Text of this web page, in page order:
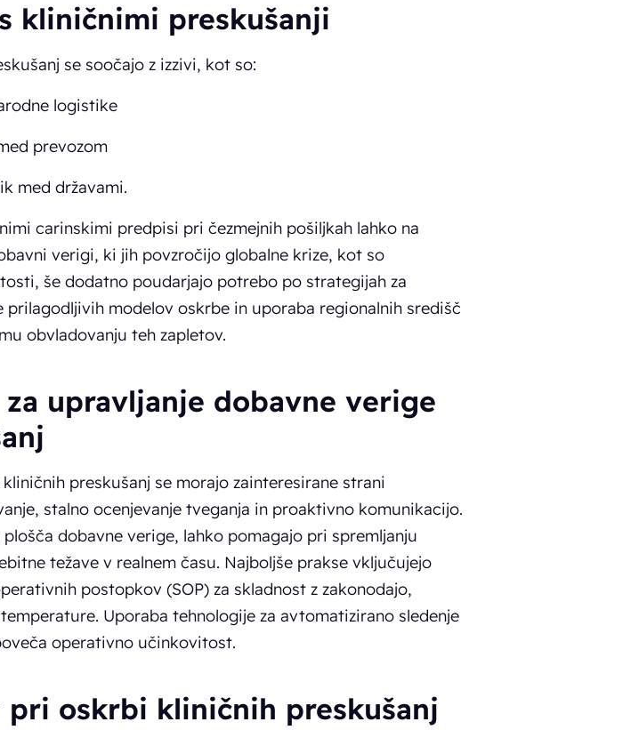
kliničnimi preskušanji
se soočajo z izzivi, kot so:
logistike
prevozom
med državami.
carinskimi predpisi pri čezmejnih pošiljkah lahko na
verigi, ki jih povzročijo globalne krize, kot so
še dodatno poudarjajo potrebo po strategijah za
prilagodljivih modelov oskrbe in uporaba regionalnih središč
obvladovanju teh zapletov.
upravljanje dobavne verige
preskušanj se morajo zainteresirane strani
stalno ocenjevanje tveganja in proaktivno komunikacijo.
dobavne verige, lahko pomagajo pri spremljanju
težave v realnem času. Najboljše prakse vključujejo
postopkov (SOP) za skladnost z zakonodajo,
Uporaba tehnologije za avtomatizirano sledenje
operativno učinkovitost.
pri oskrbi kliničnih preskušanj